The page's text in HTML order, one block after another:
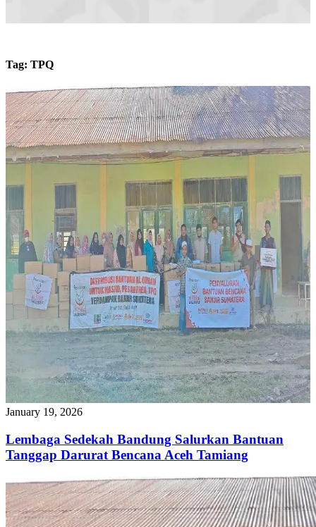
Tag: TPQ
January 19, 2026
Lembaga Sedekah Bandung Salurkan Bantuan
Tanggap Darurat Bencana Aceh Tamiang